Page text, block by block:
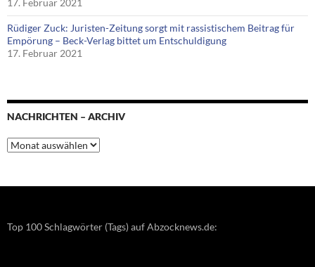
17. Februar 2021
Rüdiger Zuck: Juristen-Zeitung sorgt mit rassistischem Beitrag für
Empörung – Beck-Verlag bittet um Entschuldigung
17. Februar 2021
NACHRICHTEN – ARCHIV
Nachrichten
–
Top 100 Schlagwörter (Tags) auf Abzocknews.de: